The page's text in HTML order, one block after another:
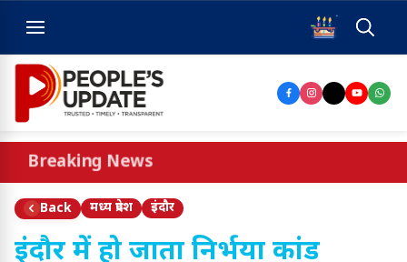
Breaking News
Back मध्य प्रदेश इंदौर
इंदौर में हो जाता निर्भया कांड